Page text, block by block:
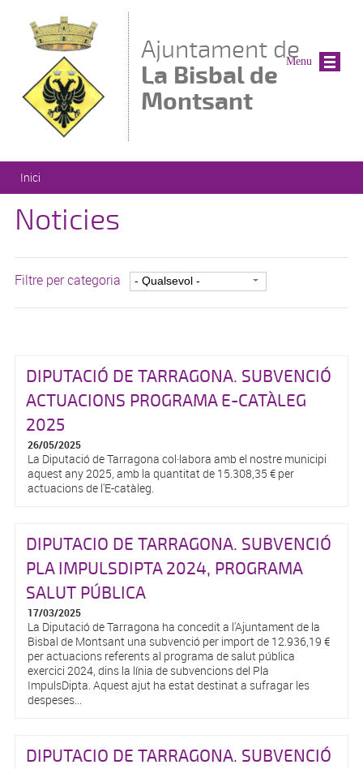
Ajuntament de
La Bisbal de
Montsant
Esteu aquí
Inici
Noticies
Filtre per categoria
DIPUTACIÓ DE TARRAGONA. SUBVENCIÓ
ACTUACIONS PROGRAMA E-CATÀLEG
2025
26/05/2025
La Diputació de Tarragona col·labora amb el nostre municipi
aquest any 2025, amb la quantitat de 15.308,35 € per
actuacions de l'E-catàleg.
DIPUTACIO DE TARRAGONA. SUBVENCIÓ
PLA IMPULSDIPTA 2024, PROGRAMA
SALUT PÚBLICA
17/03/2025
La Diputació de Tarragona ha concedit a l'Ajuntament de la
Bisbal de Montsant una subvenció per import de 12.936,19 €
per actuacions referents al programa de salut pública
exercici 2024, dins la línia de subvencions del Pla
ImpulsDipta. Aquest ajut ha estat destinat a sufragar les
despeses...
DIPUTACIO DE TARRAGONA. SUBVENCIÓ
Menu